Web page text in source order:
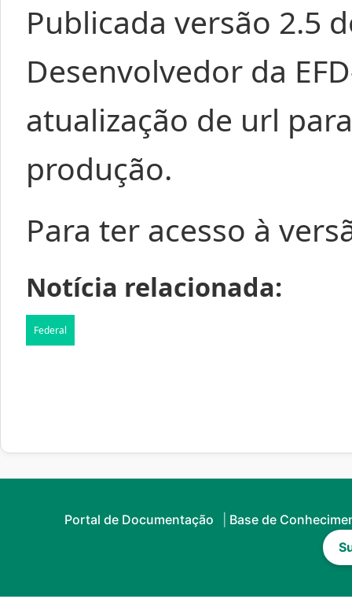
Publicada versão 2.5
Desenvolvedor da
atualização de url
produção.
Para ter acesso à
Notícia relacionada:
Federal
Portal de Documentação
Base de